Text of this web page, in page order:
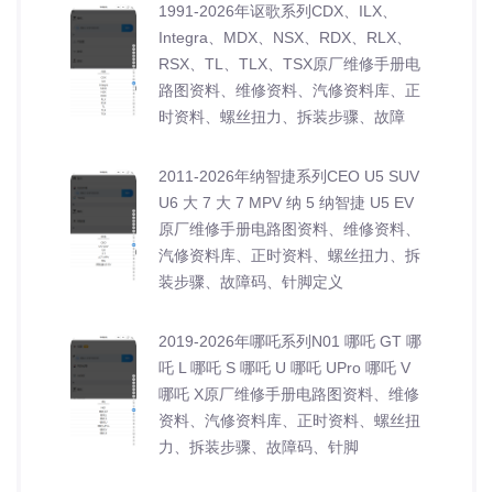
1991-2026年讴歌系列CDX、ILX、
Integra、MDX、NSX、RDX、RLX、
RSX、TL、TLX、TSX原厂维修手册电
路图资料、维修资料、汽修资料库、正
时资料、螺丝扭力、拆装步骤、故障
2011-2026年纳智捷系列CEO U5 SUV
U6 大 7 大 7 MPV 纳 5 纳智捷 U5 EV
原厂维修手册电路图资料、维修资料、
汽修资料库、正时资料、螺丝扭力、拆
装步骤、故障码、针脚定义
2019-2026年哪吒系列N01 哪吒 GT 哪
吒 L 哪吒 S 哪吒 U 哪吒 UPro 哪吒 V
哪吒 X原厂维修手册电路图资料、维修
资料、汽修资料库、正时资料、螺丝扭
力、拆装步骤、故障码、针脚